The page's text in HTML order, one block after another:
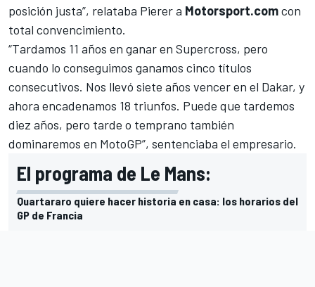
posición justa”, relataba Pierer a Motorsport.comcon
total convencimiento.
“Tardamos 11 años en ganar en Supercross, pero
cuando lo conseguimos ganamos cinco títulos
consecutivos. Nos llevó siete años vencer en el Dakar, y
ahora encadenamos 18 triunfos. Puede que tardemos
diez años, pero tarde o temprano también
dominaremos en MotoGP”, sentenciaba el empresario.
El programa de Le Mans:
Quartararo quiere hacer historia en casa: los horarios del
GP de Francia